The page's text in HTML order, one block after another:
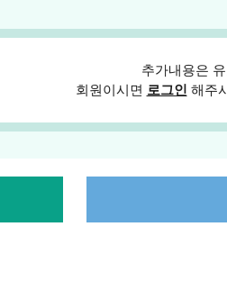
추가내용은
회원이시면 로그인 해주